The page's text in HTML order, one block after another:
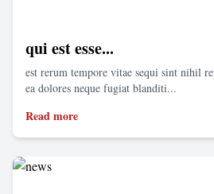
qui est esse...
est rerum tempore vitae sequi sint nihil
ea dolores neque fugiat blanditi...
Read more